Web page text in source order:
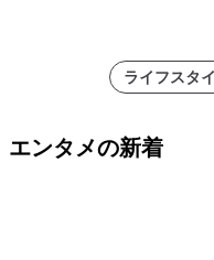
ライフスタ
エンタメの新着